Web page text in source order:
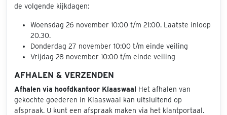
de volgende kijkdagen:
Woensdag 26 november 10:00 t/m 21:00. Laatste inloop
20.30.
Donderdag 27 november 10:00 t/m einde veiling
Vrijdag 28 november 10:00 t/m einde veiling
AFHALEN & VERZENDEN
Afhalen via hoofdkantoor Klaaswaal Het afhalen van
gekochte goederen in Klaaswaal kan uitsluitend op
afspraak. U kunt een afspraak maken via het klantportaal.